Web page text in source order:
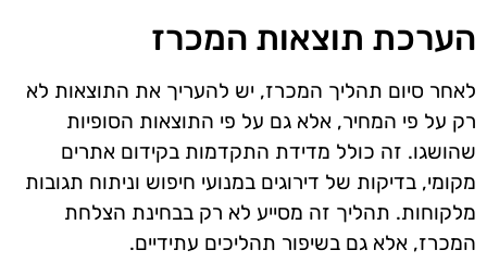
הערכת תוצאות המכרז
לאחר סיום תהליך המכרז, יש להעריך את התוצאות לא
רק על פי המחיר, אלא גם על פי התוצאות הסופיות
שהושגו. זה כולל מדידת התקדמות בקידום אתרים
מקומי, בדיקות של דירוגים במנועי חיפוש וניתוח תגובות
מלקוחות. תהליך זה מסייע לא רק בבחינת הצלחת
המכרז, אלא גם בשיפור תהליכים עתידיים.